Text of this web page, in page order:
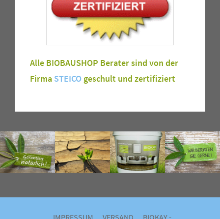
Alle BIOBAUSHOP Berater sind von der
Firma STEICO geschult und zertifiziert